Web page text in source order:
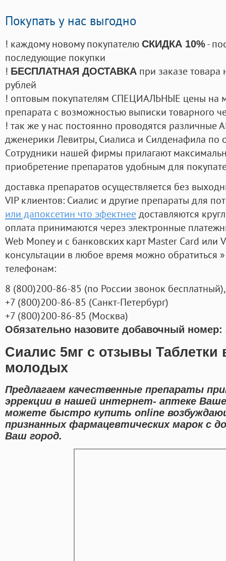
Покупать у нас выгодно
! каждому новому покупателю СКИДКА 10%-
последующие покупки
! БЕСПЛАТНАЯ ДОСТАВКА при заказе
рублей
! оптовым покупателям СПЕЦИАЛЬНЫЕ цены на
препарата с возможностью выписки товарного
! так же у нас постоянно проводятся
дженерики Левитры, Сиалиса и Силденафила по
Cотрудники нашей фирмы прилагают
приобретение препаратов удобным для
доставка препаратов осуществляется без
VIP клиентов: Сиалис и другие препараты для
или дапоксетин что эфектнеедоставляются
оплата принимаются через электронные
Web Money и с банковских карт Master Card или
консультации в любое время можно обратиться
телефонам:
8 (800)200-86-85 (по России звонок бесплатный),
+7 (800)200-86-85 (Санкт-Петербург)
+7 (800)200-86-85 (Москва)
Обязательно назовите добавочный номер:
Сиалис 5мг с отзывы Таблетки
молодых
Предлагаем качественные препараты
эррекции в нашей интернет- аптеке
можете быстро купить online
признанных фармацевтических марок с
Ваш город.